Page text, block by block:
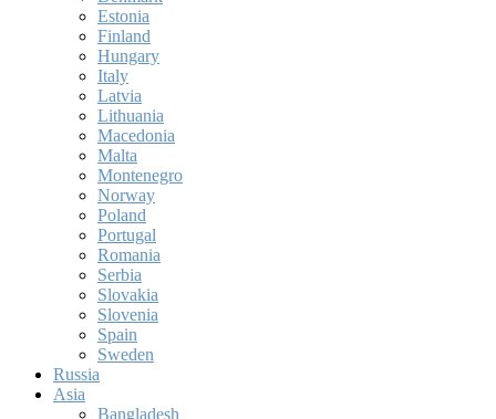
Estonia
Finland
Hungary
Italy
Latvia
Lithuania
Macedonia
Malta
Montenegro
Norway
Poland
Portugal
Romania
Serbia
Slovakia
Slovenia
Spain
Sweden
Russia
Asia
Bangladesh